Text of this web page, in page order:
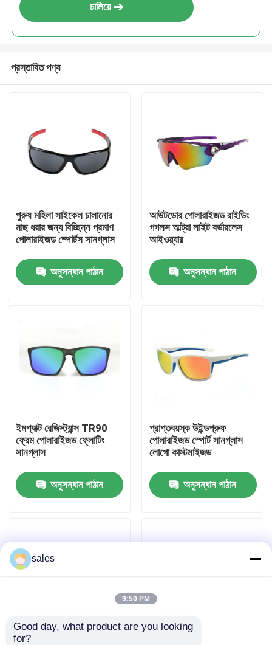
আমাদের সম্পর্কে
যোগাযোগ করুন
উদ্ধৃতির জন্য আবেদন
নিরাপত্তা চশমা গগলস
চালিয়ে
প্রস্তাবিত পণ্য
পুরুষ মহিলা সাইকেল চালানোর
মাছ ধরার জন্য বিচ্ছিন্ন প্রমাণ
পোলারাইজড স্পোর্টস সানগ্লাস
অনুসন্ধান পাঠান
আউটডোর পোলারাইজড রাইডিং
গগলস আল্ট্রা লাইট বর্ডারলেস
আইওয়্যার
অনুসন্ধান পাঠান
ইমপ্যাক্ট রেজিস্ট্যান্স TR90
ফ্রেম পোলারাইজড ফ্লোটিং
সানগ্লাস
অনুসন্ধান পাঠান
প্রাপ্তবয়স্ক উইন্ডপ্রুফ
পোলারাইজড স্পোর্ট সানগ্লাস
লোগো কাস্টমাইজড
অনুসন্ধান পাঠান
পোলারাইজড পুরুষদের আউটডোর
sales
9:50 PM
Good day, what product are you looking
for?